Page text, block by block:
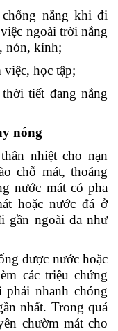
nắng khi đi
ngoài trời nắng
nón, kính;
học tập;
tiết đang nắng
nóng
nhiệt cho nạn
chỗ mát, thoáng
nước mát có pha
hoặc nước đá ở
gần ngoài da như
được nước hoặc
các triệu chứng
nhanh chóng
nhất. Trong quá
chườm mát cho